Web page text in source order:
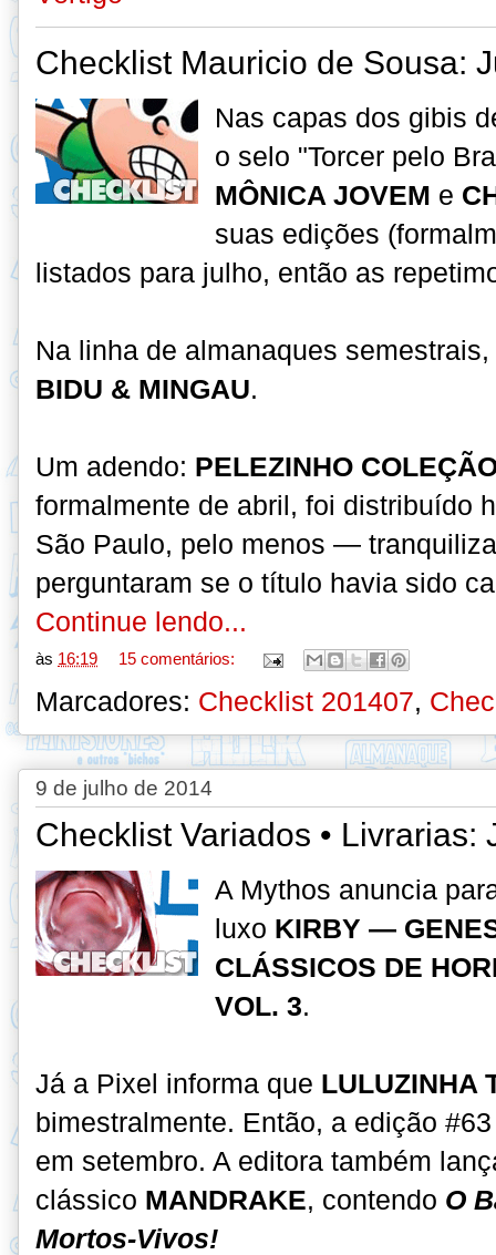
Checklist Mauricio de Sousa:
Nas capas dos gibis
o selo "Torcer pelo
MÔNICA JOVEM e
suas edições
listados para julho, então as
Na linha de almanaques
BIDU & MINGAU.
Um adendo: PELEZINHO
formalmente de abril, foi distribuído
São Paulo, pelo menos —
perguntaram se o título havia sido
Continue lendo...
às 16:19 15 comentários:
Marcadores: Checklist 201407,
9 de julho de 2014
Checklist Variados • Livrarias:
A Mythos anuncia
luxo KIRBY —
CLÁSSICOS DE
VOL. 3.
Já a Pixel informa que LULUZINHA
bimestralmente. Então, a edição
em setembro. A editora também
clássico MANDRAKE, contendo O
Mortos-Vivos!